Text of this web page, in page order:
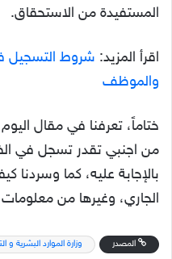
المستفيدة من الاستحقاق.
اقرأ المزيد: شروط التسجيل
والموظف
ختاماً، تعرفنا في مقال
من اجنبي تقدر تسجل في
بالإجابة عليه، كما وسردنا
الجاري، وغيرها من
المصدر وزارة الموارد البشرية و